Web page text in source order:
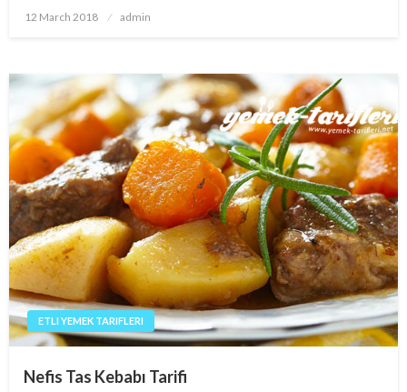
Posted
12 March 2018 admin
ETLI YEMEK TARIFLERI
Nefis Tas Kebabı Tarifi